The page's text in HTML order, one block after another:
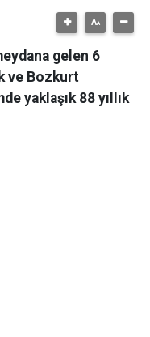
gelen 6
ve Bozkurt
yaklaşık 88 yıllık